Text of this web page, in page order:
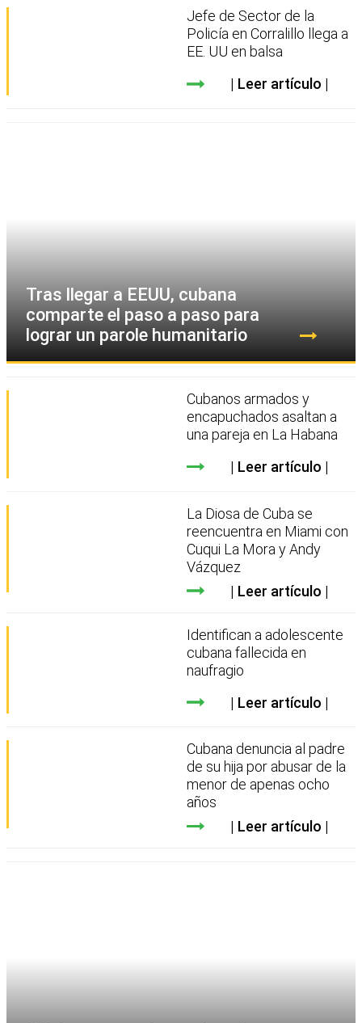
Jefe de Sector de la
Policía en Corralillo llega a
EE. UU en balsa
Leer artículo
Tras llegar a EEUU, cubana
comparte el paso a paso para
lograr un parole humanitario
Cubanos armados y
encapuchados asaltan a
una pareja en La Habana
Leer artículo
La Diosa de Cuba se
reencuentra en Miami con
Cuqui La Mora y Andy
Vázquez
Leer artículo
Identifican a adolescente
cubana fallecida en
naufragio
Leer artículo
Cubana denuncia al padre
de su hija por abusar de la
menor de apenas ocho
años
Leer artículo